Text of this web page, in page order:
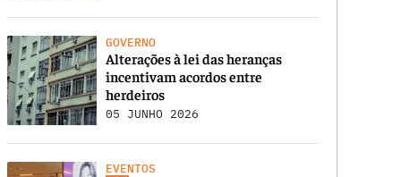
GOVERNO
Alterações à lei das heranças
incentivam acordos entre
herdeiros
05 JUNHO 2026
EVENTOS